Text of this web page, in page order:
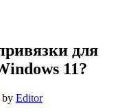
для
11?
by Editor